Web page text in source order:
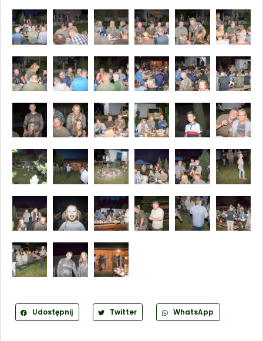
Udostępnij Twitter WhatsApp